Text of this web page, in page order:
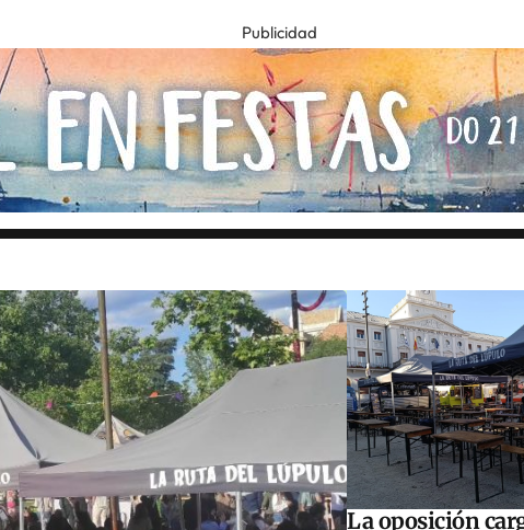
Publicidad
La oposición